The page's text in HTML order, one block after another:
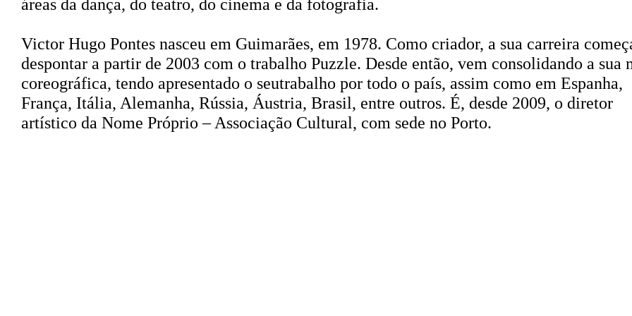
áreas da dança, do teatro, do cinema e da fotografia.
Victor Hugo Pontes nasceu em Guimarães, em 1978. Como criador, a sua carreira
despontar a partir de 2003 com o trabalho Puzzle. Desde então, vem consolidando a sua
coreográfica, tendo apresentado o seutrabalho por todo o país, assim como em Espanha,
França, Itália, Alemanha, Rússia, Áustria, Brasil, entre outros. É, desde 2009, o diretor
artístico da Nome Próprio – Associação Cultural, com sede no Porto.